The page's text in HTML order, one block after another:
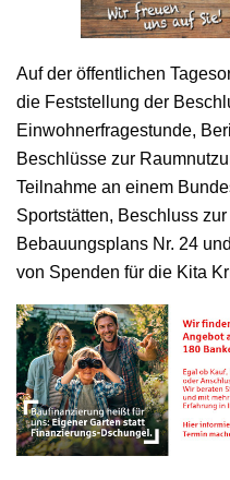
Auf der öffentlichen
die Feststellung der
Einwohnerfragestunde,
Beschlüsse zur
Teilnahme an einem
Sportstätten, Beschluss
Bebauungsplans Nr. 24
von Spenden für die Kita